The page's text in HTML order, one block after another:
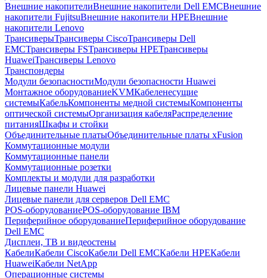
Внешние накопителиВнешние накопители Dell EMCВнешние
накопители FujitsuВнешние накопители HPEВнешние
накопители Lenovo
ТрансиверыТрансиверы CiscoТрансиверы Dell
EMCТрансиверы FSТрансиверы HPEТрансиверы
HuaweiТрансиверы Lenovo
Транспондеры
Модули безопасностиМодули безопасности Huawei
Монтажное оборудованиеKVMКабеленесущие
системыКабельКомпоненты медной системыКомпоненты
оптической системыОрганизация кабеляРаспределение
питанияШкафы и стойки
Объединительные платыОбъединительные платы xFusion
Коммутационные модули
Коммутационные панели
Коммутационные розетки
Комплекты и модули для разработки
Лицевые панели Huawei
Лицевые панели для серверов Dell EMC
POS-оборудованиеPOS-оборудование IBM
Периферийное оборудованиеПериферийное оборудование
Dell EMC
Дисплеи, ТВ и видеостены
КабелиКабели CiscoКабели Dell EMCКабели HPEКабели
HuaweiКабели NetApp
Операционные системы